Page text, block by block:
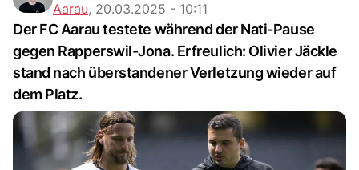
Aarau, 20.03.2025 - 10:11
Der FC Aarau testete während der Nati-Pause
gegen Rapperswil-Jona. Erfreulich: Olivier Jäckle
stand nach überstandener Verletzung wieder auf
dem Platz.